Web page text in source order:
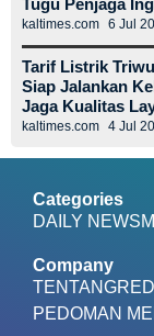
Tugu Penjaga
kaltimes.com 6 Jul
Tarif Listrik
Siap Jalankan
Jaga Kualitas
kaltimes.com 4 Jul
Categories
DAILY NEWS
Company
TENTANG
PEDOMAN